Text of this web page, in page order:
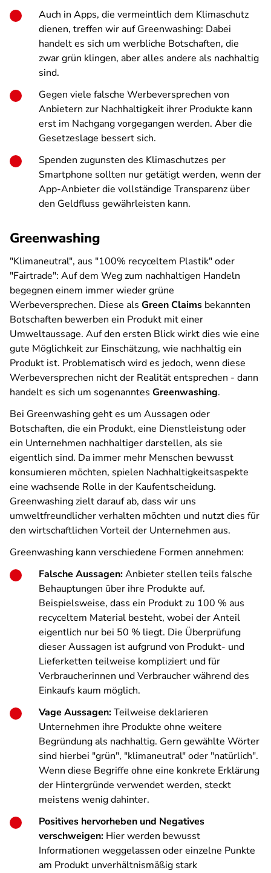
Auch in Apps, die vermeintlich dem Klimaschutz
dienen, treffen wir auf Greenwashing: Dabei
handelt es sich um werbliche Botschaften, die
zwargrün klingen, aber alles andere als nachhaltig
sind.
Gegen viele falsche Werbeversprechen von
Anbietern zur Nachhaltigkeit ihrer Produkte kann
erst im Nachgang vorgegangen werden. Aber die
Gesetzeslage bessert sich.
Spenden zugunsten des Klimaschutzes per
Smartphone sollten nur getätigt werden, wenn der
App-Anbieter die vollständige Transparenz über
den Geldfluss gewährleisten kann.
Greenwashing
"Klimaneutral", aus "100% recyceltem Plastik" oder
"Fairtrade": Auf dem Weg zum nachhaltigen Handeln
begegnen einem immer wieder grüne
Werbeversprechen. Diese als Green Claims bekannten
Botschaften bewerben ein Produkt mit einer
Umweltaussage. Auf den ersten Blick wirkt dies wie eine
gute Möglichkeit zur Einschätzung, wie nachhaltig ein
Produkt ist. Problematisch wird es jedoch, wenn diese
Werbeversprechen nicht der Realität entsprechen - dann
handelt es sich um sogenanntes Greenwashing.
Bei Greenwashing geht es um Aussagen oder
Botschaften, die ein Produkt, eine Dienstleistung oder
ein Unternehmen nachhaltiger darstellen, als sie
eigentlich sind. Da immer mehr Menschen bewusst
konsumieren möchten, spielen Nachhaltigkeitsaspekte
eine wachsende Rolle in der Kaufentscheidung.
Greenwashing zielt darauf ab, dass wir uns
umweltfreundlicher verhalten möchten und nutzt dies für
den wirtschaftlichen Vorteil der Unternehmen aus.
Greenwashing kann verschiedene Formen annehmen:
Falsche Aussagen:Anbieter stellen teils falsche
Behauptungen über ihre Produkte auf.
Beispielsweise, dass ein Produkt zu 100 % aus
recyceltem Material besteht, wobei der Anteil
eigentlich nur bei 50 % liegt. Die Überprüfung
dieser Aussagen ist aufgrund von Produkt- und
Lieferketten teilweise kompliziert und für
Verbraucherinnen und Verbraucher während des
Einkaufs kaum möglich.
Vage Aussagen:Teilweise deklarieren
Unternehmen ihre Produkte ohne weitere
Begründung als nachhaltig. Gern gewählte Wörter
sind hierbei "grün", "klimaneutral" oder "natürlich".
Wenn diese Begriffe ohne eine konkrete Erklärung
der Hintergründe verwendet werden, steckt
meistens wenig dahinter.
Positives hervorheben und Negatives
verschweigen: Hier werden bewusst
Informationen weggelassen oder einzelne Punkte
am Produkt unverhältnismäßig stark